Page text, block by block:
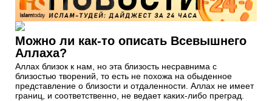
Можно ли как-то описать Всевышнего
Аллаха?
Аллах близок к нам, но эта близость несравнима с
близостью творений, то есть не похожа на обыденное
представление о близости и отдаленности. Аллах не имеет
границ, и соответственно, не ведает каких-либо преград.